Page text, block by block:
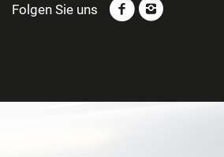
Folgen Sie uns